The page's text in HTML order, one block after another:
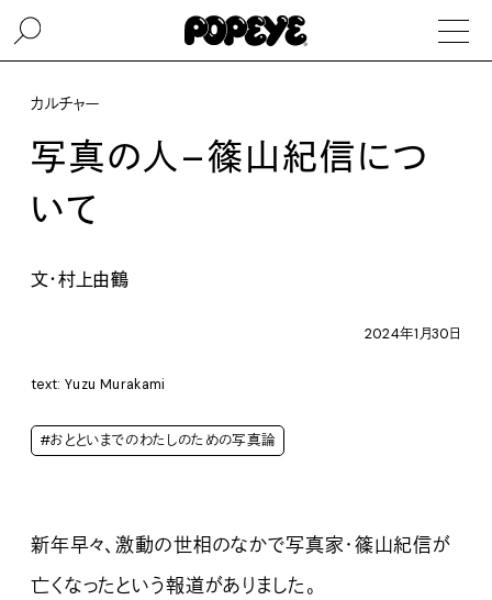
カルチャー
写真の人–篠山紀信につ
いて
文・村上由鶴
2024年1月30日
text: Yuzu Murakami
#おとといまでのわたしのための写真論
新年早々、激動の世相のなかで写真家・篠山紀信が
亡くなったという報道がありました。